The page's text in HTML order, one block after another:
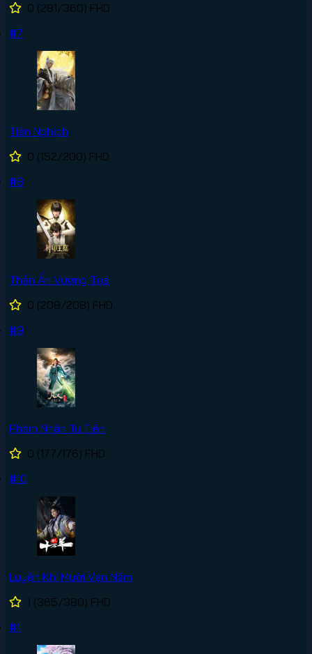
0 (281/360) FHD
#7
Tiên Nghịch
0 (152/200) FHD
#8
Thần Ấn Vương Tọa
0 (208/208) FHD
#9
Phàm Nhân Tu Tiên
0 (177/176) FHD
#10
Luyện Khí Mười Vạn Năm
1 (365/380) FHD
#1